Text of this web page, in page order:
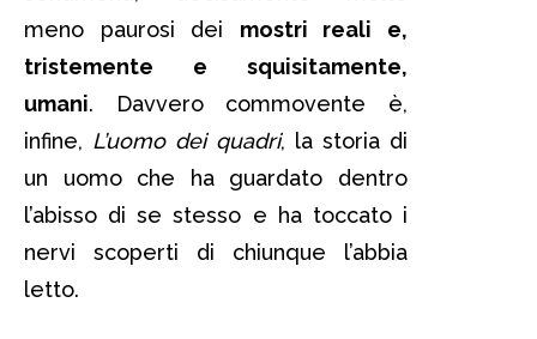
meno paurosi dei mostri reali e,
tristemente e squisitamente,
umani. Davvero commovente è,
infine, L’uomo dei quadri, la storia di
un uomo che ha guardato dentro
l’abisso di se stesso e ha toccato i
nervi scoperti di chiunque l’abbia
letto.